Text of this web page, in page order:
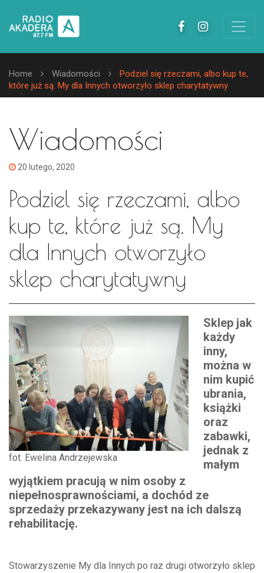
Home Wiadomości
Podziel się rzeczami, albo kup te,
które już są. My dla Innych otworzyło sklep charytatywny
Wiadomości
20 lutego, 2020
Podziel się rzeczami, albo
kup te, które już są. My
dla Innych otworzyło
sklep charytatywny
fot. Ewelina Andrzejewska
Sklep jak
każdy
inny,
można w
nim kupić
ubrania,
książki
oraz
zabawki,
jednak z
małym
wyjątkiem pracują w nim osoby z
niepełnosprawnościami, a dochód ze
sprzedaży przekazywany jest na ich dalszą
rehabilitację.
Stowarzyszenie My dla Innych po raz drugi otworzyło sklep